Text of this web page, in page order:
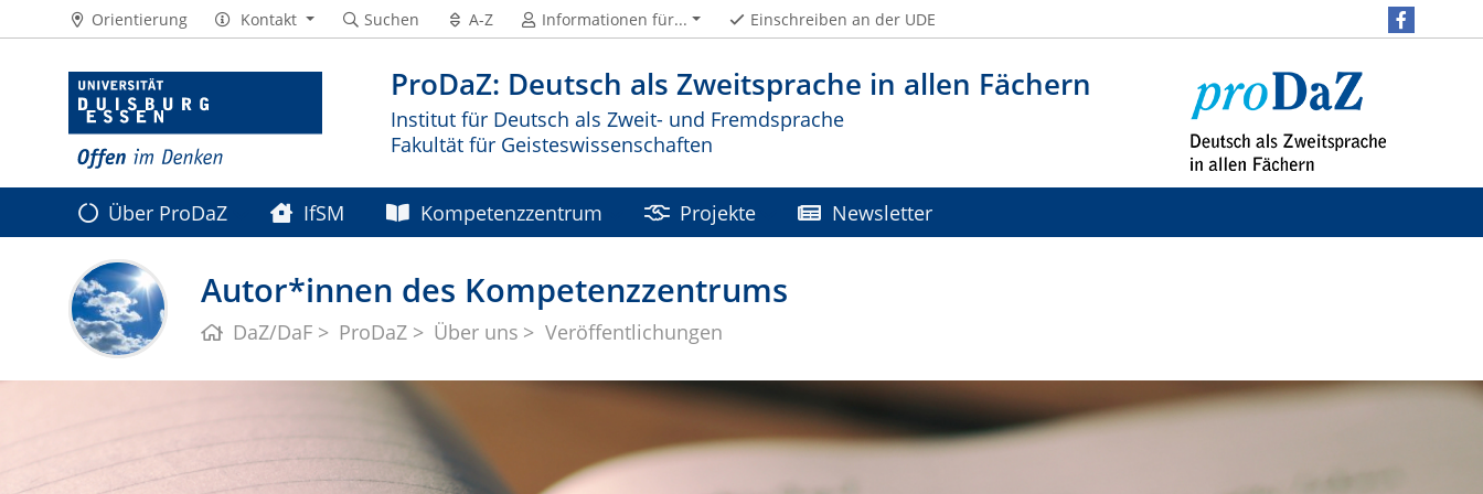
ProDaZ: Deutsch als Zweitsprache in allen Fächern
Institut für Deutsch als Zweit- und Fremdsprache
Fakultät für Geisteswissenschaften
Orientierung Kontakt Suchen A-Z Informationen für... Einschreiben an der UDE
Über ProDaZ IfSM Kompetenzzentrum Projekte Newsletter
Autor*innen des Kompetenzzentrums
DaZ/DaF ProDaZ Über uns Veröffentlichungen